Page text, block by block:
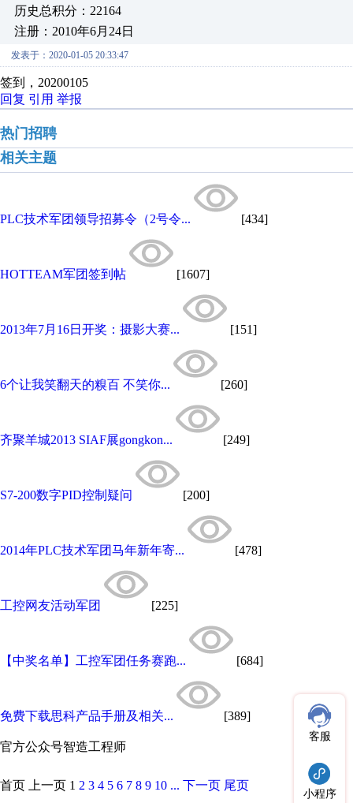
历史总积分：22164
注册：2010年6月24日
发表于：2020-01-05 20:33:47
签到，20200105
回复 引用 举报
热门招聘
相关主题
PLC技术军团领导招募令（2号令... [434]
HOTTEAM军团签到帖 [1607]
2013年7月16日开奖：摄影大赛... [151]
6个让我笑翻天的糗百 不笑你... [260]
齐聚羊城2013 SIAF展gongkon... [249]
S7-200数字PID控制疑问 [200]
2014年PLC技术军团马年新年寄... [478]
工控网友活动军团 [225]
【中奖名单】工控军团任务赛跑... [684]
免费下载思科产品手册及相关... [389]
官方公众号智造工程师
客服
小程序
首页 上一页 1 2 3 4 5 6 7 8 9 10 ... 下一页 尾页